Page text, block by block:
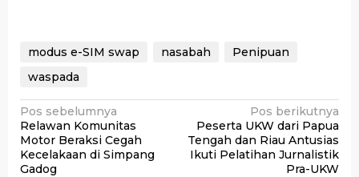
modus e-SIM swap nasabah
Penipuan
waspada
Navigasi
pos
Pos sebelumnya
Relawan Komunitas
Motor Beraksi Cegah
Kecelakaan di Simpang
Gadog
Pos berikutnya
Peserta UKW dari Papua
Tengah dan Riau Antusias
Ikuti Pelatihan Jurnalistik
Pra-UKW